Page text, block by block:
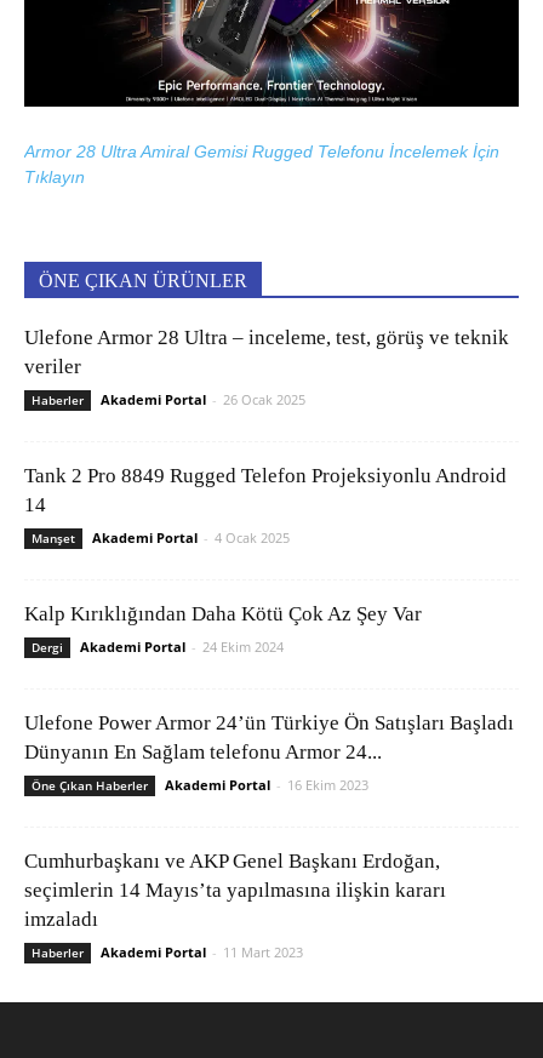
Armor 28 Ultra Amiral Gemisi Rugged Telefonu İncelemek İçin
Tıklayın
ÖNE ÇIKAN ÜRÜNLER
Ulefone Armor 28 Ultra – inceleme, test, görüş ve teknik
veriler
Haberler Akademi Portal - 26 Ocak 2025
Tank 2 Pro 8849 Rugged Telefon Projeksiyonlu Android
14
Manşet Akademi Portal - 4 Ocak 2025
Kalp Kırıklığından Daha Kötü Çok Az Şey Var
Dergi Akademi Portal - 24 Ekim 2024
Ulefone Power Armor 24’ün Türkiye Ön Satışları Başladı
Dünyanın En Sağlam telefonu Armor 24...
Öne Çıkan Haberler Akademi Portal - 16 Ekim 2023
Cumhurbaşkanı ve AKP Genel Başkanı Erdoğan,
seçimlerin 14 Mayıs’ta yapılmasına ilişkin kararı
imzaladı
Haberler Akademi Portal - 11 Mart 2023